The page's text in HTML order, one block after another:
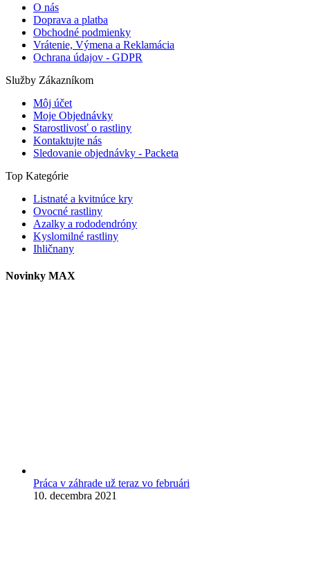
O nás
Doprava a platba
Obchodné podmienky
Vrátenie, Výmena a Reklamácia
Ochrana údajov - GDPR
Služby Zákazníkom
Môj účet
Moje Objednávky
Starostlivosť o rastliny
Kontaktujte nás
Sledovanie objednávky - Packeta
Top Kategórie
Listnaté a kvitnúce kry
Ovocné rastliny
Azalky a rododendróny
Kyslomilné rastliny
Ihličnany
Novinky MAX
Práca v záhrade už teraz vo februári
10. decembra 2021